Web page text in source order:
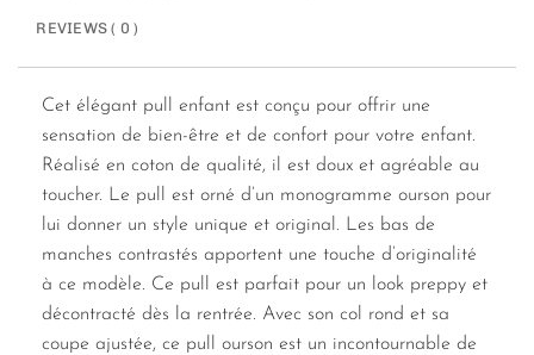
REVIEWS ( 0 )
Cet élégant pull enfant est conçu pour offrir une
sensation de bien-être et de confort pour votre enfant.
Réalisé en coton de qualité, il est doux et agréable au
toucher. Le pull est orné d’un monogramme ourson pour
lui donner un style unique et original. Les bas de
manches contrastés apportent une touche d’originalité
à ce modèle. Ce pull est parfait pour un look preppy et
décontracté dès la rentrée. Avec son col rond et sa
coupe ajustée, ce pull ourson est un incontournable de